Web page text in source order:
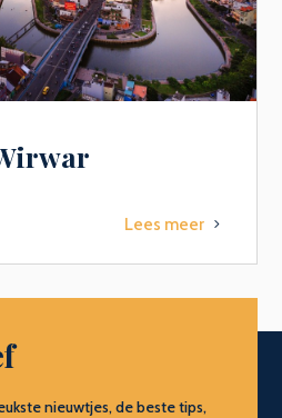
Lees meer 5
nieuwtjes, de beste tips,